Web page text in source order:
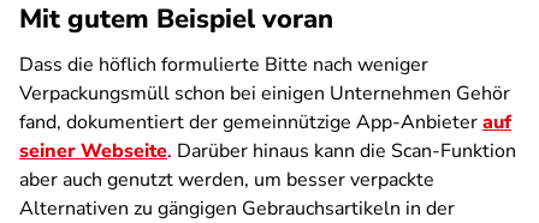
Mit gutem Beispiel voran
Dass die höflich formulierte Bitte nach weniger
Verpackungsmüll schon bei einigen Unternehmen Gehör
fand, dokumentiert der gemeinnützige App-Anbieterauf
seiner Webseite. Darüber hinaus kann die Scan-Funktion
aber auch genutzt werden, um besser verpackte
Alternativen zu gängigen Gebrauchsartikeln in der